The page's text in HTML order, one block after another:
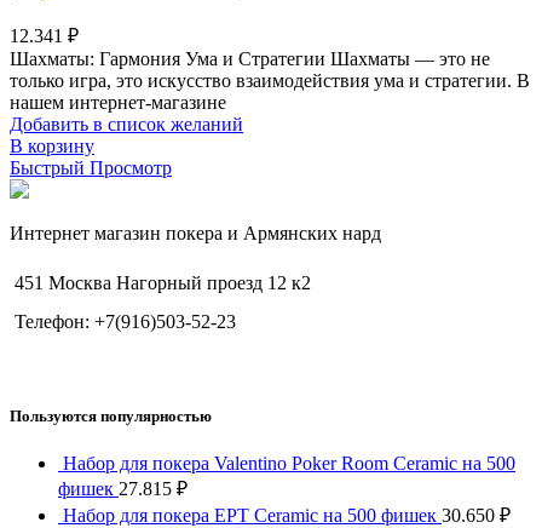
12.341 ₽
Шахматы: Гармония Ума и Стратегии Шахматы — это не
только игра, это искусство взаимодействия ума и стратегии. В
нашем интернет-магазине
Добавить в список желаний
В корзину
Быстрый Просмотр
Интернет магазин покера и Армянских нард
451 Москва Нагорный проезд 12 к2
Телефон: +7(916)503-52-23
Пользуются популярностью
Набор для покера Valentino Poker Room Ceramic на 500
фишек 27.815 ₽
Набор для покера EPT Ceramic на 500 фишек 30.650 ₽